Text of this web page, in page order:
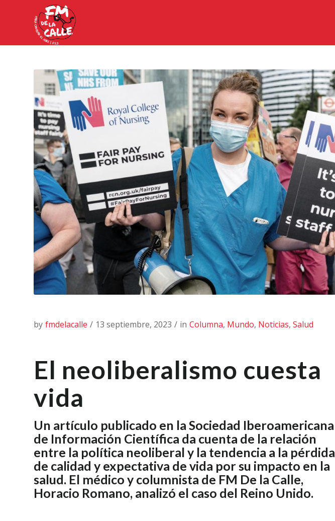
by fmdelacalle / 13 septiembre, 2023 / in Columna, Mundo, Noticias, Salud
El neoliberalismo cuesta
vida
Un artículo publicado en la Sociedad Iberoamericana
de Información Científica da cuenta de la relación
entre la política neoliberal y la tendencia a la pérdida
de calidad y expectativa de vida por su impacto en la
salud. El médico y columnista de FM De la Calle,
Horacio Romano, analizó el caso del Reino Unido.